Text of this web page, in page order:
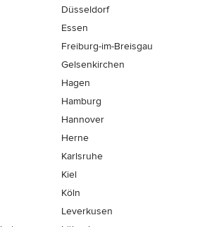
Düsseldorf
Essen
Freiburg-im-Breisgau
Gelsenkirchen
Hagen
Hamburg
Hannover
Herne
Karlsruhe
Kiel
Köln
Leverkusen